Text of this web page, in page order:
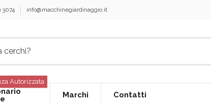
3074 info@macchinegiardinaggio.it
Autorizzata
Marchi Contatti